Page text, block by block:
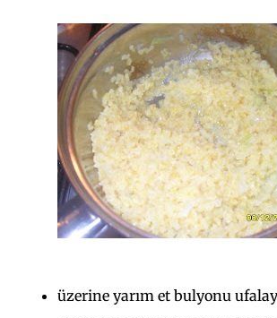
üzerine yarım et bulyonu